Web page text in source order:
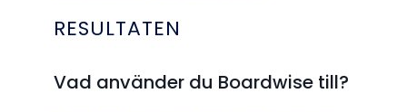
RESULTATEN
Vad använder du Boardwise till?